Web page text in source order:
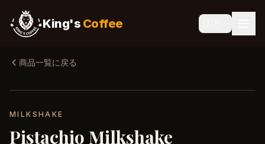
King's Coffee
商品一覧に戻る
MILKSHAKE
Pistachio Milkshake